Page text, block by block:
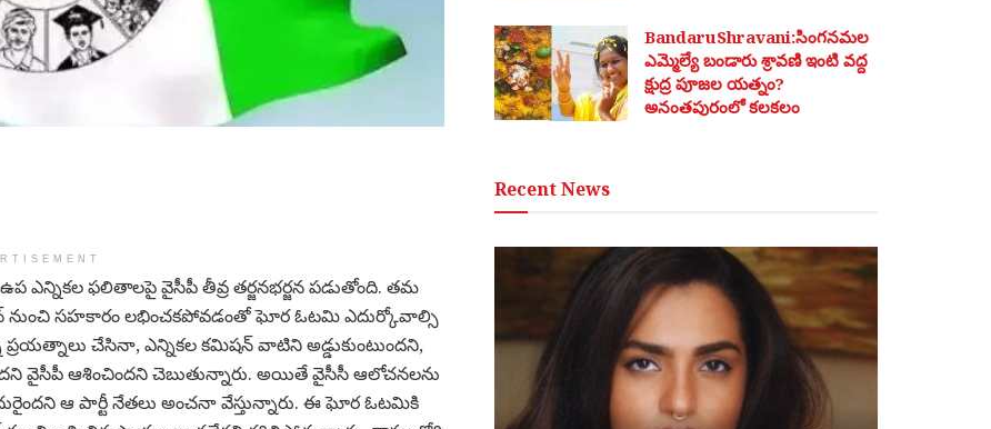
ఎన్నికల ఫలితాలపై వైసీపీ తీవ్ర తర్జనభర్జన పడుతోంది. తమ
నుంచి సహకారం లభించకపోవడంతో ఘోర ఓటమి ఎదుర్కోవాల్సి
ప్రయత్నాలు చేసినా, ఎన్నికల కమిషన్ వాటిని అడ్డుకుంటుందని,
వైసీపీ ఆశించిందని చెబుతున్నారు. అయితే వైసీసీ ఆలోచనలను
ఆ పార్టీ నేతలు అంచనా వేస్తున్నారు. ఈ ఘోర ఓటమికి
BandaruShravani:సింగనమల
ఎమ్మెల్యే బండారు శ్రావణి ఇంటి వద్ద
క్షుద్ర పూజల యత్నం?
అనంతపురంలో కలకలం
Recent News